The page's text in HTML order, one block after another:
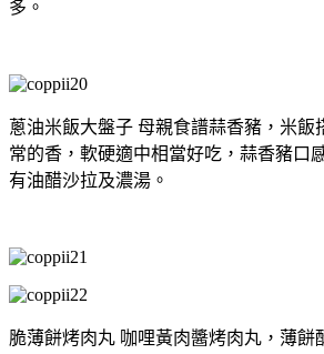
多。
蔥油米飯大盤子 母親食譜蒜香豬，米飯
常的香，軟硬適中相當好吃，蒜香豬口
有油醋沙拉及濃湯。
脆薄餅烤肉丸 咖哩黃肉醬烤肉丸，薄餅